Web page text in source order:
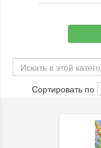
Сортировать по